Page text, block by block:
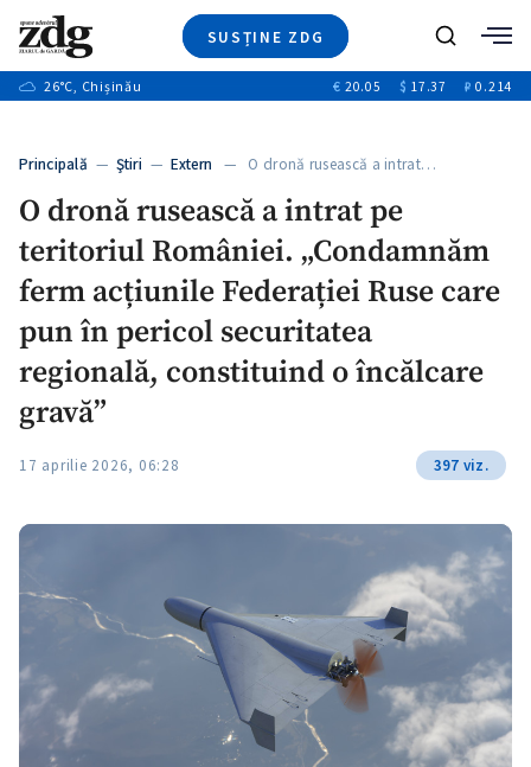
SUSȚINE ZDG
Ştiri
+9
Special
Blog
Caută
26°C, Chișinău € 20.05 $ 17.37 ₽ 0.214
Principală — Ştiri — Extern — O dronă rusească a intrat…
O dronă rusească a intrat pe
teritoriul României. „Condamnăm
ferm acțiunile Federației Ruse care
pun în pericol securitatea
regională, constituind o încălcare
gravă”
17 aprilie 2026, 06:28 397 viz.